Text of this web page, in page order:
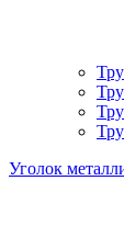
Уголок